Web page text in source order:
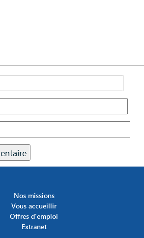
Nos missions
Vous accueillir
Offres d’emploi
Extranet